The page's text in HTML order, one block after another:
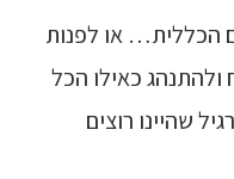
הכללית… או לפנות
כאילו הכל
שהיינו רוצים